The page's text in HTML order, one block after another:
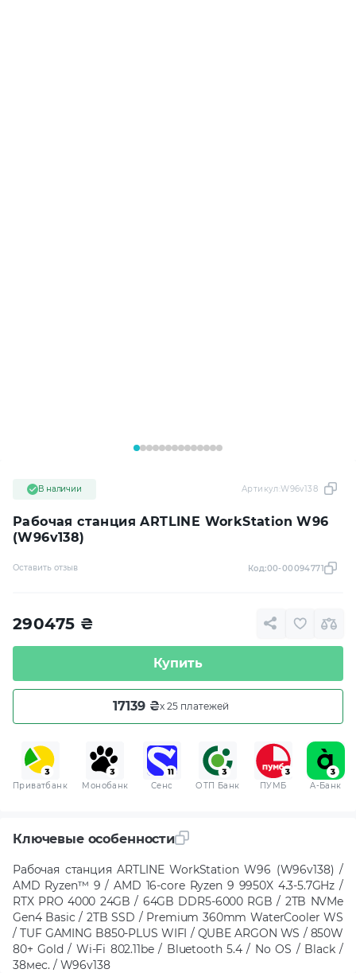
Рабочая станция ARTLINE WorkStation W96
(W96v138)
В наличии Артикул:W96v138
Оставить отзыв Код:00-00094771
290475 ₴
Купить
17139 ₴x 25 платежей
Приватбанк Монобанк Сенс ОТП Банк ПУМБ A-Банк
Ключевые особенности
Рабочая станция ARTLINE WorkStation W96 (W96v138) /
AMD Ryzen™ 9 / AMD 16-core Ryzen 9 9950X 4.3-5.7GHz /
RTX PRO 4000 24GB / 64GB DDR5-6000 RGB / 2TB NVMe
Gen4 Basic / 2TB SSD / Premium 360mm WaterCooler WS
/ TUF GAMING B850-PLUS WIFI / QUBE ARGON WS / 850W
80+ Gold / Wi-Fi 802.11be / Bluetooth 5.4 / No OS / Black /
38мес. / W96v138